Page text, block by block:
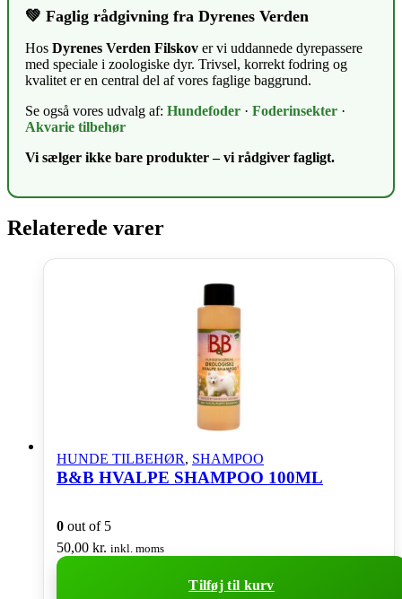
💚 Faglig rådgivning fra Dyrenes Verden
Hos Dyrenes Verden Filskov er vi uddannede dyrepassere
med speciale i zoologiske dyr. Trivsel, korrekt fodring og
kvalitet er en central del af vores faglige baggrund.
Se også vores udvalg af: Hundefoder · Foderinsekter ·
Akvarie tilbehør
Vi sælger ikke bare produkter – vi rådgiver fagligt.
Relaterede varer
HUNDE TILBEHØR, SHAMPOO
B&B HVALPE SHAMPOO 100ML
0 out of 5
50,00 kr. inkl. moms
Tilføj til kurv